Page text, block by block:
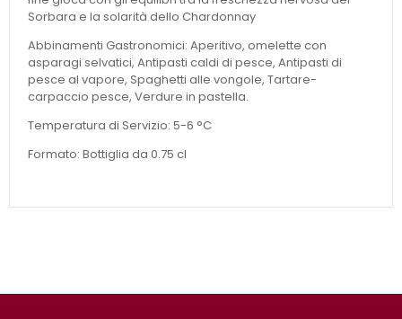
Sorbara e la solarità dello Chardonnay
Abbinamenti Gastronomici: Aperitivo, omelette con
asparagi selvatici, Antipasti caldi di pesce, Antipasti di
pesce al vapore, Spaghetti alle vongole, Tartare-
carpaccio pesce, Verdure in pastella.
Temperatura di Servizio: 5-6 °C
Formato: Bottiglia da 0.75 cl